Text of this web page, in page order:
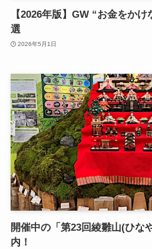
【2026年版】GW “お金をか
選
2026年5月1日
開催中の「第23回綾雛山(ひな
内！